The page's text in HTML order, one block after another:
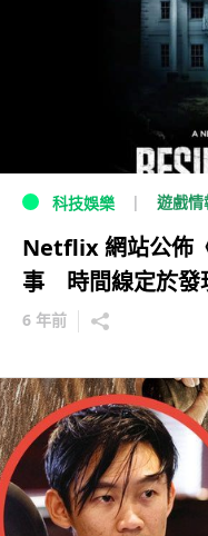
科技娛樂 遊戲情
Netflix 網站公佈
事 時間線定於發
6 年前